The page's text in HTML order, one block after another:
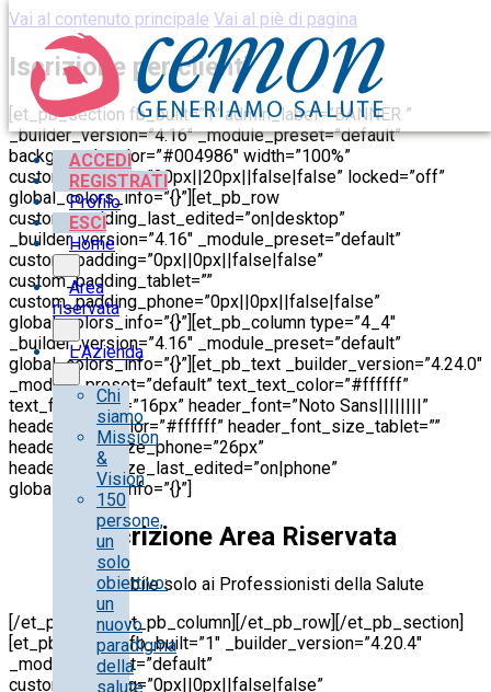
Vai al contenuto principale Vai al piè di pagina
ACCEDI
REGISTRATI
Profilo
ESCI
Home
Area
riservata
L’Azienda
Chi
siamo
Mission
&
Vision
150
persone,
un
solo
obiettivo:
un
nuovo
paradigma
della
salute
Iscrizione per clienti
[et_pb_section fb_built=”1″ admin_label=”BANNER ”
_builder_version=”4.16″ _module_preset=”default”
background_color=”#004986″ width=”100%”
custom_padding=”20px||20px||false|false” locked=”off”
global_colors_info=”{}”][et_pb_row
custom_padding_last_edited=”on|desktop”
_builder_version=”4.16″ _module_preset=”default”
custom_padding=”0px||0px||false|false”
custom_padding_tablet=””
custom_padding_phone=”0px||0px||false|false”
global_colors_info=”{}”][et_pb_column type=”4_4″
_builder_version=”4.16″ _module_preset=”default”
global_colors_info=”{}”][et_pb_text _builder_version=”4.24.0″
_module_preset=”default” text_text_color=”#ffffff”
text_font_size=”16px” header_font=”Noto Sans||||||||”
header_text_color=”#ffffff” header_font_size_tablet=””
header_font_size_phone=”26px”
header_font_size_last_edited=”on|phone”
global_colors_info=”{}”]
Iscrizione Area Riservata
Accessibile solo ai Professionisti della Salute
[/et_pb_text][/et_pb_column][/et_pb_row][/et_pb_section]
[et_pb_section fb_built=”1″ _builder_version=”4.20.4″
_module_preset=”default”
custom_padding=”0px||0px||false|false”